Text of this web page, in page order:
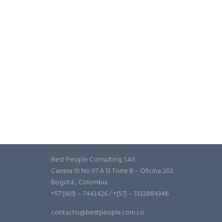
Best People Consulting SAS
Carrera 10 No 97 A 13 Torre B – Oficina 202
Bogotá , Colombia
+57 (601) – 7443426 / +(57) – 3332884346
contacto@bestpeople.com.co